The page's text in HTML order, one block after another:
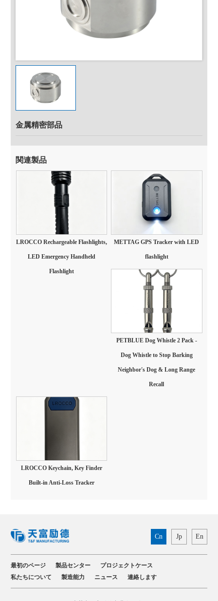
金属精密部品
関連製品
LROCCO Rechargeable Flashlights,
LED Emergency Handheld
Flashlight
METTAG GPS Tracker with LED
flashlight
PETBLUE Dog Whistle 2 Pack -
Dog Whistle to Stop Barking
Neighbor's Dog & Long Range
Recall
LROCCO Keychain, Key Finder
Built-in Anti-Loss Tracker
Cn Jp En
最初のページ 製品センター
プロジェクトケース
私たちについて
製造能力 ニュース 連絡します